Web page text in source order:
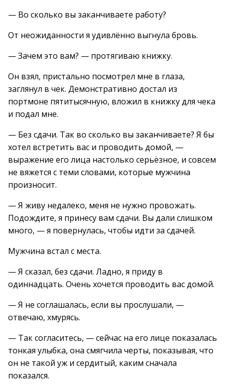
— Во сколько вы заканчиваете работу?
От неожиданности я удивлённо выгнула бровь.
— Зачем это вам? — протягиваю книжку.
Он взял, пристально посмотрел мне в глаза,
заглянул в чек. Демонстративно достал из
портмоне пятитысячную, вложил в книжку для чека
и подал мне.
— Без сдачи. Так во сколько вы заканчиваете? Я бы
хотел встретить вас и проводить домой, —
выражение его лица настолько серьёзное, и совсем
не вяжется с теми словами, которые мужчина
произносит.
— Я живу недалеко, меня не нужно провожать.
Подождите, я принесу вам сдачи. Вы дали слишком
много, — я повернулась, чтобы идти за сдачей.
Мужчина встал с места.
— Я сказал, без сдачи. Ладно, я приду в
одиннадцать. Очень хочется проводить вас домой.
— Я не соглашалась, если вы прослушали, —
отвечаю, хмурясь.
— Так согласитесь, — сейчас на его лице показалась
тонкая улыбка, она смягчила черты, показывая, что
он не такой уж и сердитый, каким сначала
показался.